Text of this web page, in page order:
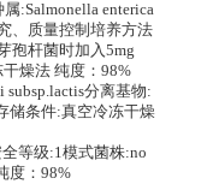
:Salmonella enterica
、质量控制培养方法
孢杆菌时加入5mg
燥法 纯度：98%
分离基物:
储条件:真空冷冻干燥
等级:1模式菌株:no
度：98%